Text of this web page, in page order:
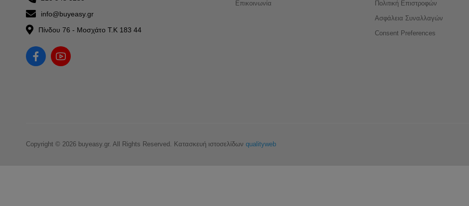
info@buyeasy.gr
Πίνδου 76 - Μοσχάτο Τ.Κ 183 44
Επικοινωνία
Πολιτική Επιστροφών
Ασφάλεια Συναλλαγών
Consent Preferences
Copyright © 2026 buyeasy.gr. All Rights Reserved. Κατασκευή ιστοσελίδων qualityweb